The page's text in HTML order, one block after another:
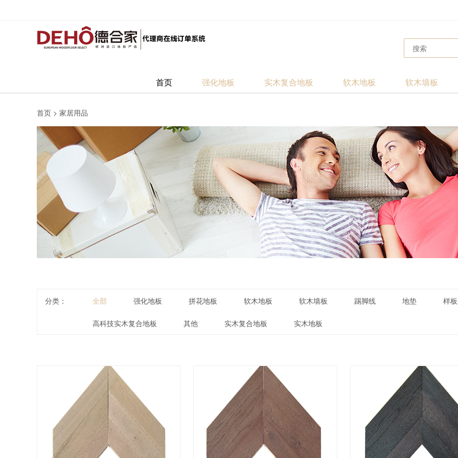
首页 强化地板 实木复合地板 软木地板 软木墙板
首页 > 家居用品
分类： 全部 强化地板 拼花地板 软木地板 软木墙板 踢脚线 地垫 样
高科技实木复合地板 其他 实木复合地板 实木地板